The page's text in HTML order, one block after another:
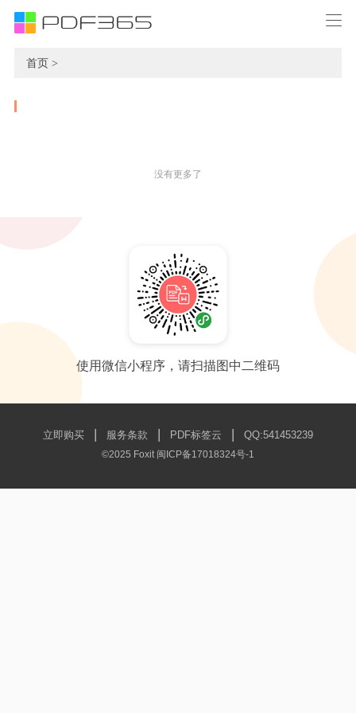
首页 >
没有更多了
使用微信小程序，请扫描图中二维码
立即购买 | 服务条款 | PDF标签云 | QQ:541453239
©2025 Foxit 闽ICP备17018324号-1